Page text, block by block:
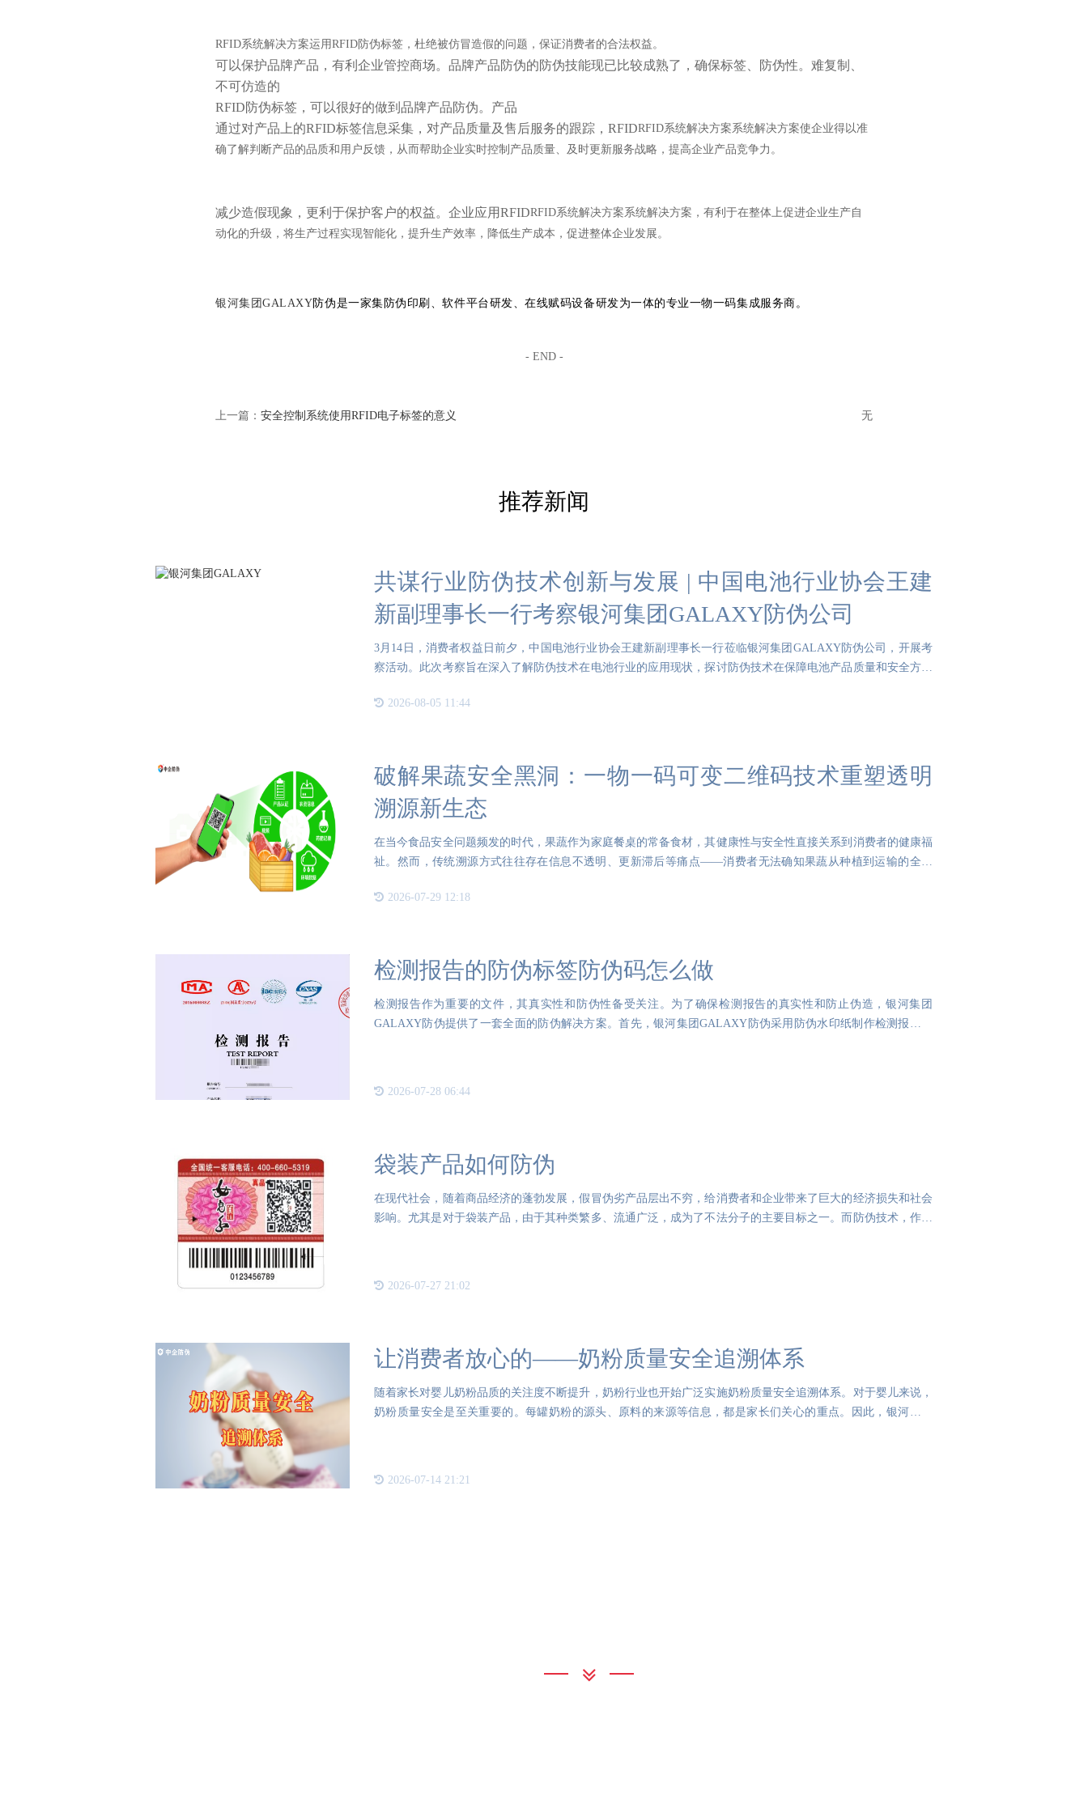
RFID系统解决方案
可以保护品牌产品，有利企业管控商场。品牌产品防伪的防伪技能现已比较成熟了，确保标签、防伪性。难复制、
不可仿造的
RFID防伪标签，可以很好的做到品牌产品防伪。产品
运用RFID防伪标签，杜绝被仿冒造假的问题，保证消费者的合法权益。
RFID系统解决方案
通过对产品上的RFID标签信息采集，对产品质量及售后服务的跟踪，RFID
系统解决方案使企业得以准
确了解判断产品的品质和用户反馈，从而帮助企业实时控制产品质量、及时更新服务战略，提高企业产品竞争力。
RFID系统解决方案
减少造假现象，更利于保护客户的权益。企业应用RFID
系统解决方案，有利于在整体上促进企业生产自
动化的升级，将生产过程实现智能化，提升生产效率，降低生产成本，促进整体企业发展。
银河集团GALAXY防伪是一家集防伪印刷、软件平台研发、在线赋码设备研发为一体的专业一物一码集成服务商。
- END -
上一篇： 安全控制系统使用RFID电子标签的意义 无
推荐新闻
共谋行业防伪技术创新与发展 | 中国电池行业协会王建
新副理事长一行考察银河集团GALAXY防伪公司
3月14日，消费者权益日前夕，中国电池行业协会王建新副理事长一行莅临银河集团GALAXY防伪公司，开展考
察活动。此次考察旨在深入了解防伪技术在电池行业的应用现状，探讨防伪技术在保障电池产品质量和安全方面
2026-08-05 11:44
破解果蔬安全黑洞：一物一码可变二维码技术重塑透明
溯源新生态
在当今食品安全问题频发的时代，果蔬作为家庭餐桌的常备食材，其健康性与安全性直接关系到消费者的健康福
祉。然而，传统溯源方式往往存在信息不透明、更新滞后等痛点——消费者无法确知果蔬从种植到运输的全过
2026-07-29 12:18
检测报告的防伪标签防伪码怎么做
检测报告作为重要的文件，其真实性和防伪性备受关注。为了确保检测报告的真实性和防止伪造，银河集团
GALAXY防伪提供了一套全面的防伪解决方案。首先，银河集团GALAXY防伪采用防伪水印纸制作检测报告。
2026-07-28 06:44
袋装产品如何防伪
在现代社会，随着商品经济的蓬勃发展，假冒伪劣产品层出不穷，给消费者和企业带来了巨大的经济损失和社会
影响。尤其是对于袋装产品，由于其种类繁多、流通广泛，成为了不法分子的主要目标之一。而防伪技术，作为
2026-07-27 21:02
让消费者放心的——奶粉质量安全追溯体系
随着家长对婴儿奶粉品质的关注度不断提升，奶粉行业也开始广泛实施奶粉质量安全追溯体系。对于婴儿来说，
奶粉质量安全是至关重要的。每罐奶粉的源头、原料的来源等信息，都是家长们关心的重点。因此，银河集团
2026-07-14 21:21